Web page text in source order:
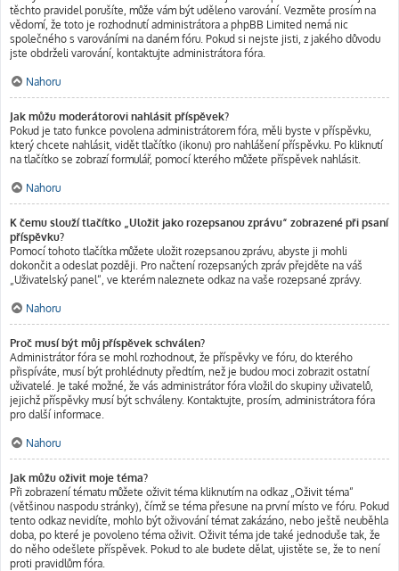
těchto pravidel porušíte, může vám být uděleno varování. Vezměte prosím na
vědomí, že toto je rozhodnutí administrátora a phpBB Limited nemá nic
společného s varováními na daném fóru. Pokud si nejste jisti, z jakého důvodu
jste obdrželi varování, kontaktujte administrátora fóra.
Nahoru
Jak můžu moderátorovi nahlásit příspěvek?
Pokud je tato funkce povolena administrátorem fóra, měli byste v příspěvku,
který chcete nahlásit, vidět tlačítko (ikonu) pro nahlášení příspěvku. Po kliknutí
na tlačítko se zobrazí formulář, pomocí kterého můžete příspěvek nahlásit.
Nahoru
K čemu slouží tlačítko „Uložit jako rozepsanou zprávu“ zobrazené při psaní
příspěvku?
Pomocí tohoto tlačítka můžete uložit rozepsanou zprávu, abyste ji mohli
dokončit a odeslat později. Pro načtení rozepsaných zpráv přejděte na váš
„Uživatelský panel“, ve kterém naleznete odkaz na vaše rozepsané zprávy.
Nahoru
Proč musí být můj příspěvek schválen?
Administrátor fóra se mohl rozhodnout, že příspěvky ve fóru, do kterého
přispíváte, musí být prohlédnuty předtím, než je budou moci zobrazit ostatní
uživatelé. Je také možné, že vás administrátor fóra vložil do skupiny uživatelů,
jejichž příspěvky musí být schváleny. Kontaktujte, prosím, administrátora fóra
pro další informace.
Nahoru
Jak můžu oživit moje téma?
Při zobrazení tématu můžete oživit téma kliknutím na odkaz „Oživit téma“
(většinou naspodu stránky), čímž se téma přesune na první místo ve fóru. Pokud
tento odkaz nevidíte, mohlo být oživování témat zakázáno, nebo ještě neuběhla
doba, po které je povoleno téma oživit. Oživit téma jde také jednoduše tak, že
do něho odešlete příspěvek. Pokud to ale budete dělat, ujistěte se, že to není
proti pravidlům fóra.